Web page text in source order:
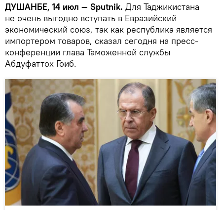
ДУШАНБЕ, 14 июл — Sputnik. Для Таджикистана
не очень выгодно вступать в Евразийский
экономический союз, так как республика является
импортером товаров, сказал сегодня на пресс-
конференции глава Таможенной службы
Абдуфаттох Гоиб.